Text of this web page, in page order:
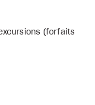
(forfaits